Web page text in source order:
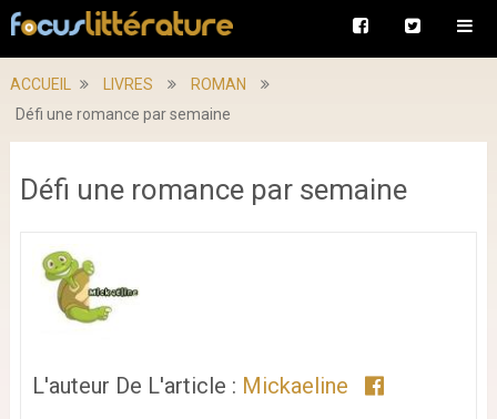
ACCUEIL LIVRES
ROMAN
Défi une romance par semaine
Défi une romance par semaine
L'auteur De L'article : Mickaeline